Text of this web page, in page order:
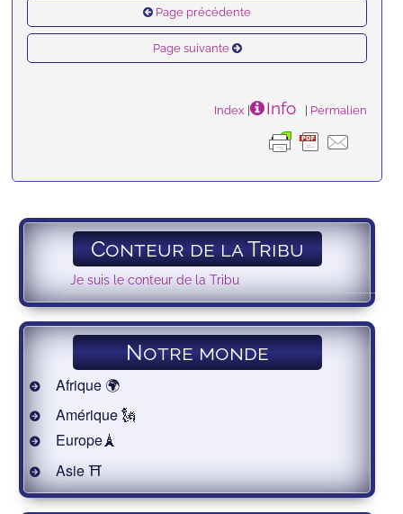
Page précédente
Page suivante
Index | Info | Permalien
Conteur de la Tribu
Je suis le conteur de la Tribu
Notre monde
Afrique 🌍
Amérique 🗽
Europe🗼
Asie ⛩